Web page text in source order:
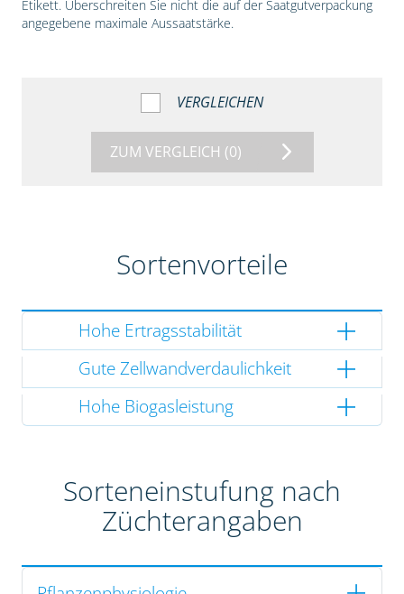
Etikett. Überschreiten Sie nicht die auf der Saatgutverpackung
angegebene maximale Aussaatstärke.
VERGLEICHEN
ZUM VERGLEICH (0)
Sortenvorteile
Hohe Ertragsstabilität
Gute Zellwandverdaulichkeit
Hohe Biogasleistung
Sorteneinstufung nach
Züchterangaben